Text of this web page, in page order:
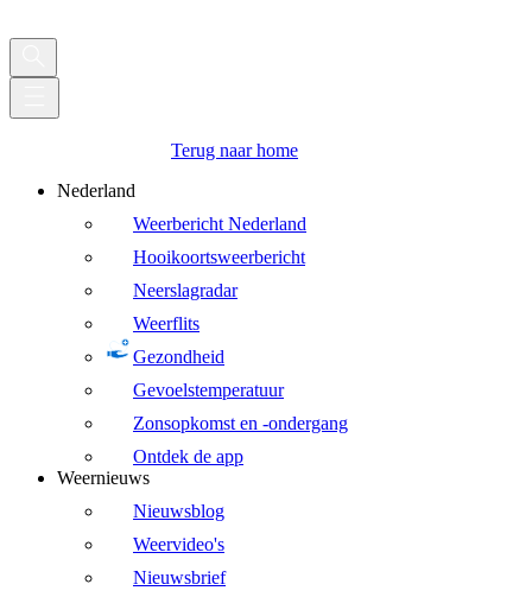
Terug naar home
Nederland
Weerbericht Nederland
Hooikoortsweerbericht
Neerslagradar
Weerflits
Gezondheid
Gevoelstemperatuur
Zonsopkomst en -ondergang
Ontdek de app
Weernieuws
Nieuwsblog
Weervideo's
Nieuwsbrief